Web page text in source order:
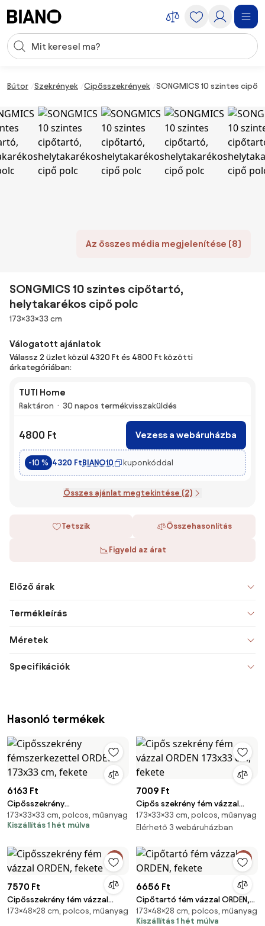
Keresési bevitel
Bútor Szekrények Cipősszekrények SONGMICS 10 szintes
Az összes média megjelenítése (8)
SONGMICS 10 szintes cipőtartó,
helytakarékos cipő polc
Méretek
173×33×33 cm
Válogatott ajánlatok
Válassz 2 üzlet közül 4320 Ft és 4800 Ft közötti
árkategóriában:
TUTI Home
Raktáron 30 napos termékvisszaküldés
4800 Ft Vezess a webáruházba
-10 % 4320 FtBIANO10 kuponkóddal
Összes ajánlat megtekintése (2)
Tetszik Összehasonlítás
Figyeld az árat
Előző árak
Termékleírás
Méretek
Specifikációk
Hasonló termékek
6163 Ft
Cipősszekrény
fémszerkezettel ORDEN 173x33
cm, fekete
173×33×33 cm, polcos, műanyag
Kiszállítás 1 hét múlva
7009 Ft
Cipős szekrény fém vázzal
ORDEN 173x33 cm, fekete
173×33×33 cm, polcos, műanyag
Elérhető 3 webáruházban
7570 Ft
Cipősszekrény fém vázzal
ORDEN, fekete
173×48×28 cm, polcos, műanyag
6656 Ft
Cipőtartó fém vázzal ORDEN,
fekete
173×48×28 cm, polcos, műanyag
Kiszállítás 1 hét múlva